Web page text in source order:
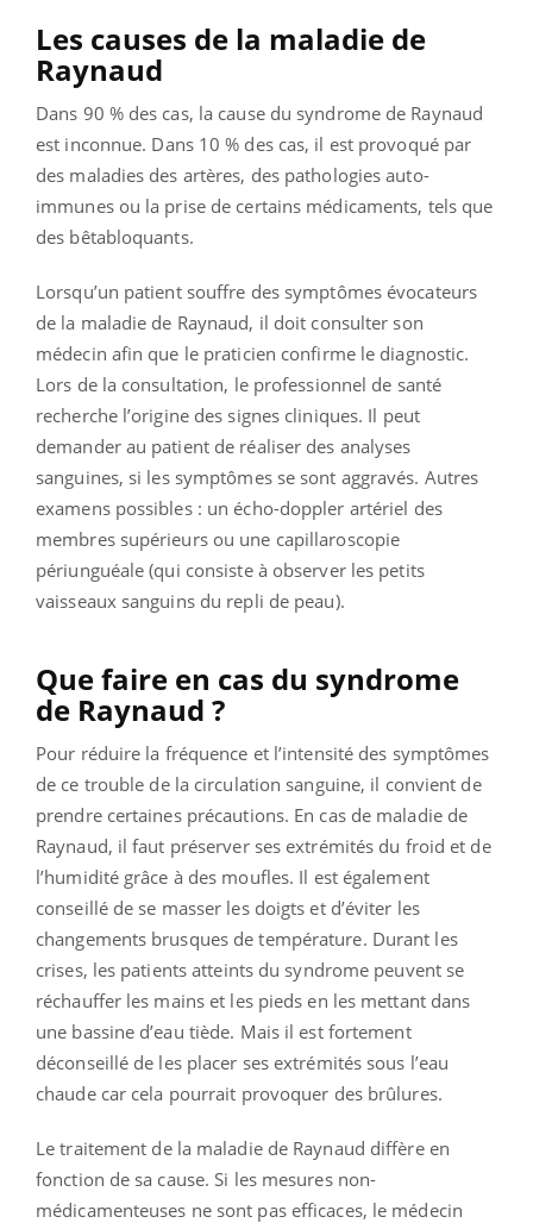
Les causes de la maladie de
Raynaud
Dans 90 % des cas, la cause du syndrome de Raynaud
est inconnue. Dans 10 % des cas, il est provoqué par
des maladies des artères, des pathologies auto-
immunes ou la prise de certains médicaments, tels que
des bêtabloquants.
Lorsqu’un patient souffre des symptômes évocateurs
de la maladie de Raynaud, il doit consulter son
médecin afin que le praticien confirme le diagnostic.
Lors de la consultation, le professionnel de santé
recherche l’origine des signes cliniques. Il peut
demander au patient de réaliser des analyses
sanguines, si les symptômes se sont aggravés. Autres
examens possibles : un écho-doppler artériel des
membres supérieurs ou une capillaroscopie
périunguéale (qui consiste à observer les petits
vaisseaux sanguins du repli de peau).
Que faire en cas du syndrome
de Raynaud ?
Pour réduire la fréquence et l’intensité des symptômes
de ce trouble de la circulation sanguine, il convient de
prendre certaines précautions. En cas de maladie de
Raynaud, il faut préserver ses extrémités du froid et de
l’humidité grâce à des moufles. Il est également
conseillé de se masser les doigts et d’éviter les
changements brusques de température. Durant les
crises, les patients atteints du syndrome peuvent se
réchauffer les mains et les pieds en les mettant dans
une bassine d’eau tiède. Mais il est fortement
déconseillé de les placer ses extrémités sous l’eau
chaude car cela pourrait provoquer des brûlures.
Le traitement de la maladie de Raynaud diffère en
fonction de sa cause. Si les mesures non-
médicamenteuses ne sont pas efficaces, le médecin